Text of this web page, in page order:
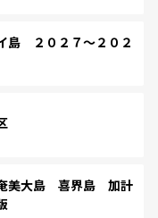
２０２７～２０２
美大島 喜界島 加計